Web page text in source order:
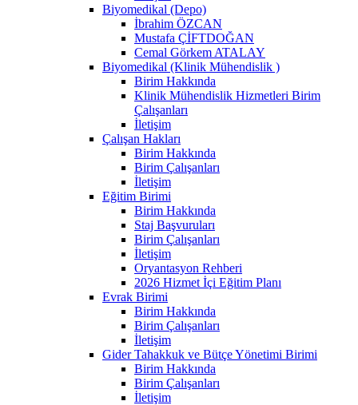
Biyomedikal (Depo)
İbrahim ÖZCAN
Mustafa ÇİFTDOĞAN
Cemal Görkem ATALAY
Biyomedikal (Klinik Mühendislik )
Birim Hakkında
Klinik Mühendislik Hizmetleri Birim
Çalışanları
İletişim
Çalışan Hakları
Birim Hakkında
Birim Çalışanları
İletişim
Eğitim Birimi
Birim Hakkında
Staj Başvuruları
Birim Çalışanları
İletişim
Oryantasyon Rehberi
2026 Hizmet İçi Eğitim Planı
Evrak Birimi
Birim Hakkında
Birim Çalışanları
İletişim
Gider Tahakkuk ve Bütçe Yönetimi Birimi
Birim Hakkında
Birim Çalışanları
İletişim